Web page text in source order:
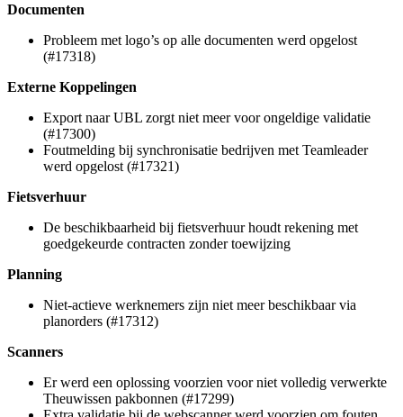
Documenten
Probleem met logo’s op alle documenten werd opgelost
(#17318)
Externe Koppelingen
Export naar UBL zorgt niet meer voor ongeldige validatie
(#17300)
Foutmelding bij synchronisatie bedrijven met Teamleader
werd opgelost (#17321)
Fietsverhuur
De beschikbaarheid bij fietsverhuur houdt rekening met
goedgekeurde contracten zonder toewijzing
Planning
Niet-actieve werknemers zijn niet meer beschikbaar via
planorders (#17312)
Scanners
Er werd een oplossing voorzien voor niet volledig verwerkte
Theuwissen pakbonnen (#17299)